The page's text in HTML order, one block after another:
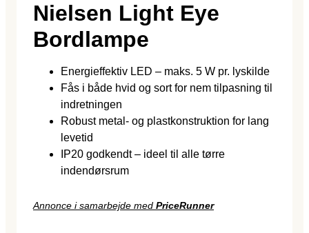
Nielsen Light Eye
Bordlampe
Energieffektiv LED – maks. 5 W pr. lyskilde
Fås i både hvid og sort for nem tilpasning til
indretningen
Robust metal- og plastkonstruktion for lang
levetid
IP20 godkendt – ideel til alle tørre
indendørsrum
Annonce i samarbejde med PriceRunner